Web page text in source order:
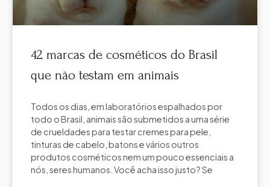
42 marcas de cosméticos do Brasil
que não testam em animais
Todos os dias, em laboratórios espalhados por
todo o Brasil, animais são submetidos a uma série
de crueldades para testar cremes para pele,
tinturas de cabelo, batons e vários outros
produtos cosméticos nem um pouco essenciais a
nós, seres humanos. Você acha isso justo? Se